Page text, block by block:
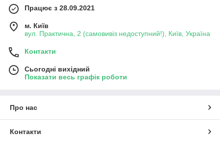
Працює з 28.09.2021
м. Київ
вул. Практична, 2 (самовивіз недоступний!), Київ, Україна
Контакти
Сьогодні вихідний
Показати весь графік роботи
Про нас
Контакти